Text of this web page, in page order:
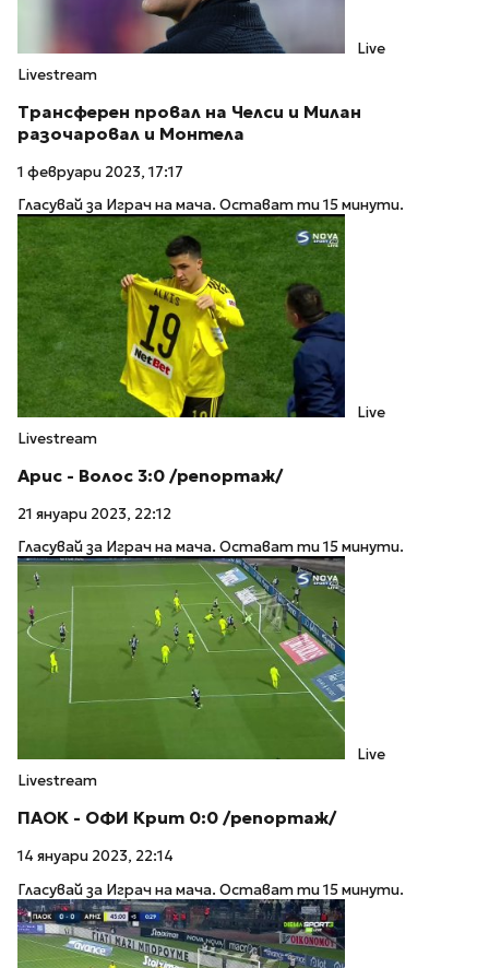
Live
Livestream
Трансферен провал на Челси и Милан
разочаровал и Монтела
1 февруари 2023, 17:17
Гласувай за Играч на мача. Остават ти 15 минути.
Live
Livestream
Арис - Волос 3:0 /репортаж/
21 януари 2023, 22:12
Гласувай за Играч на мача. Остават ти 15 минути.
Live
Livestream
ПАОК - ОФИ Крит 0:0 /репортаж/
14 януари 2023, 22:14
Гласувай за Играч на мача. Остават ти 15 минути.